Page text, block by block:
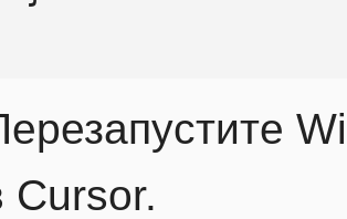
Cursor.